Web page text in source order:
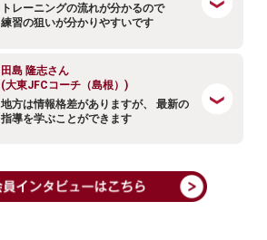
トレーニングの流れが分かるので
練習の狙いが分かりやすいです
田島 隆志さん
(大東JFCコーチ（島根）)
地方は情報格差がありますが、 最新の
指導を学ぶことができます